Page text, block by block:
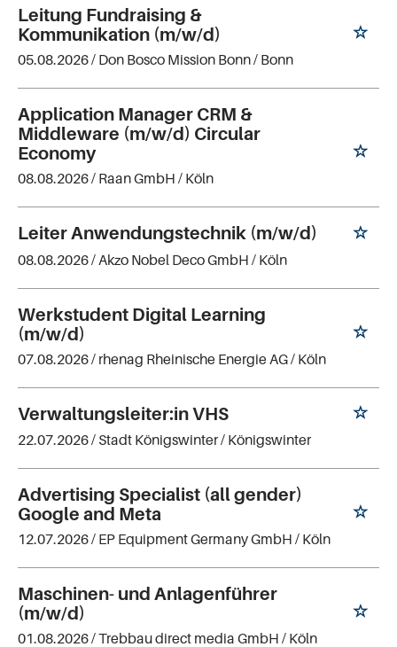
Leitung Fundraising &
Kommunikation (m/w/d)
05.08.2026 / Don Bosco Mission Bonn/ Bonn
Application Manager CRM &
Middleware (m/w/d) Circular
Economy
08.08.2026 / Raan GmbH / Köln
Leiter Anwendungstechnik (m/w/d)
08.08.2026 / Akzo Nobel Deco GmbH / Köln
Werkstudent Digital Learning
(m/w/d)
07.08.2026 / rhenag Rheinische Energie AG/ Köln
Verwaltungsleiter:in VHS
22.07.2026 / Stadt Königswinter/ Königswinter
Advertising Specialist (all gender)
Google and Meta
12.07.2026 / EP Equipment Germany GmbH / Köln
Maschinen- und Anlagenführer
(m/w/d)
01.08.2026 /Trebbau direct media GmbH / Köln